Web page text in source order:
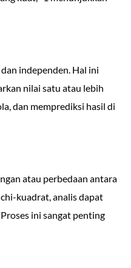
independen. Hal ini
nilai satu atau lebih
dan memprediksi hasil di
atau perbedaan antara
kuadrat, analis dapat
ini sangat penting